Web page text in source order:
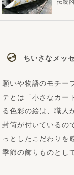
伝統
ちいさなメッ
願いや物語のモチー
テとは「小さなカー
る色彩の絵は、職人
封筒が付いているの
っとしたこだわりを
季節の飾りものとし